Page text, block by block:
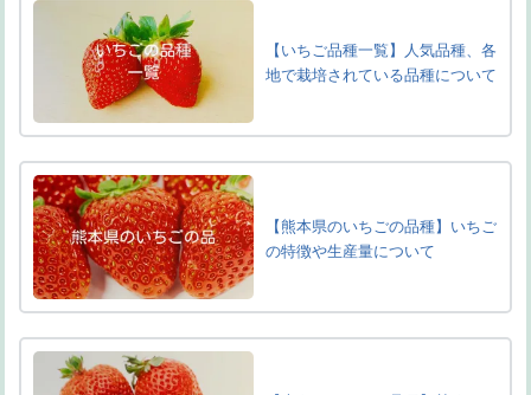
【いちご品種一覧】人気品種、各
地で栽培されている品種について
【熊本県のいちごの品種】いちご
の特徴や生産量について